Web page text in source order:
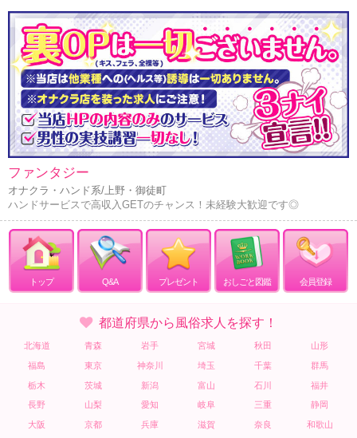
ファンタジー
オナクラ・ハンド系/上野・御徒町
ハンドサービスで高収入GETのチャンス！未経験大歓迎です◎
トップ Q&A プレゼント おしごと図鑑 会員登録
都道府県から風俗求人を探す！
北海道 青森 岩手 宮城 秋田 山形
福島 東京 神奈川 埼玉 千葉 群馬
栃木 茨城 新潟 富山 石川 福井
長野 山梨 愛知 岐阜 三重 静岡
大阪 京都 兵庫 滋賀 奈良 和歌山